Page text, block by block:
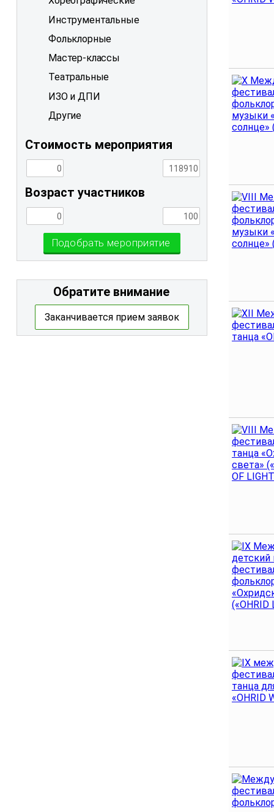
Инструментальные
Фольклорные
Мастер-классы
Театральные
ИЗО и ДПИ
Другие
Стоимость мероприятия
Возраст участников
Подобрать мероприятие
Обратите внимание
Заканчивается прием заявок